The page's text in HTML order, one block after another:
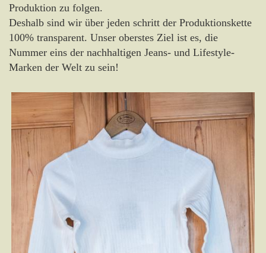
Produktion zu folgen.
Deshalb sind wir über jeden schritt der Produktionskette
100% transparent. Unser oberstes Ziel ist es, die
Nummer eins der nachhaltigen Jeans- und Lifestyle-
Marken der Welt zu sein!